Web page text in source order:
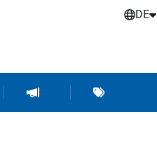
DE
/ Werkstattausrüstung
Hartje MarketingMarken